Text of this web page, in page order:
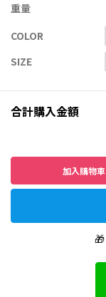
重量
COLOR
SIZE
合計購入金額
加入購物車
🎁